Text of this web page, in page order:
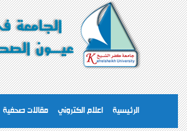
الرئيسية اعلام الكتروني مقالات صحفية